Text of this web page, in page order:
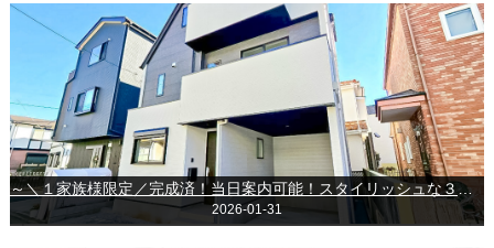
～＼１家族様限定／完成済！当日案内可能！スタイリッシュな３階建て♪千葉市稲毛区稲丘町
2026-01-31